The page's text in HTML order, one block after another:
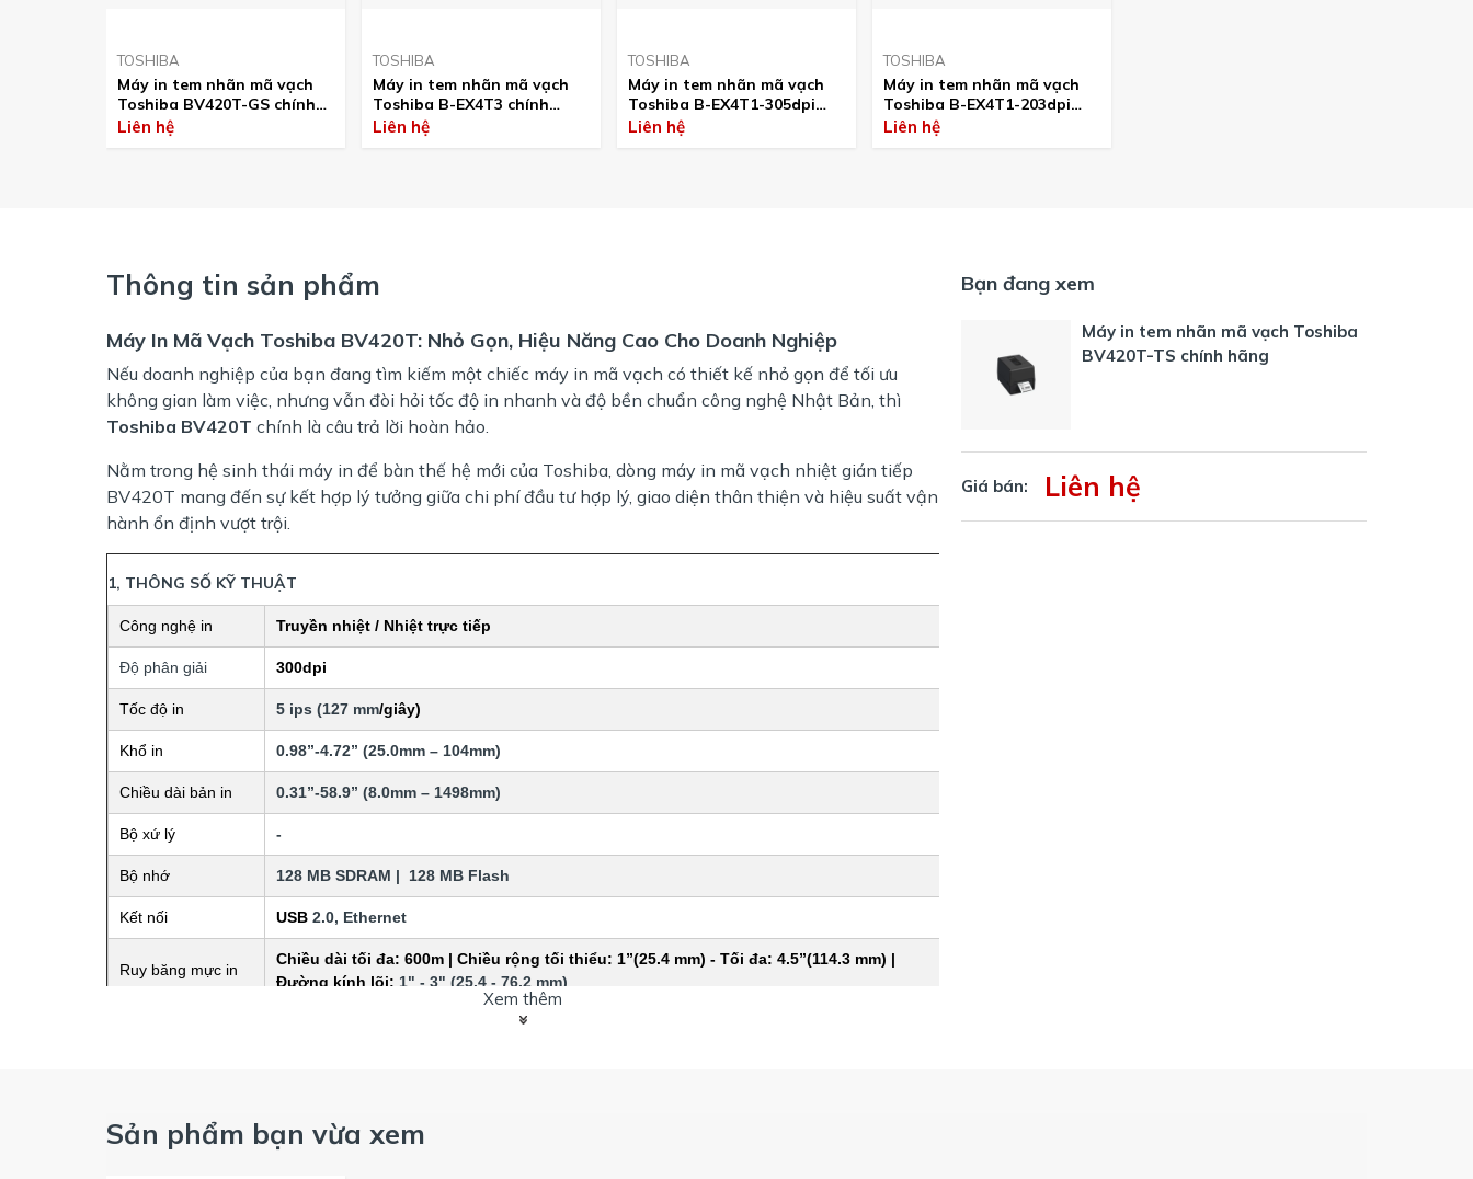
TOSHIBA
Máy in tem nhãn mã vạch
Toshiba BV420T-GS chính
hãng
Liên hệ
TOSHIBA
Máy in tem nhãn mã vạch
Toshiba B-EX4T3 chính
hãng
Liên hệ
TOSHIBA
Máy in tem nhãn mã vạch
Toshiba B-EX4T1-305dpi
chính hãng
Liên hệ
TOSHIBA
Máy in tem nhãn mã vạch
Toshiba B-EX4T1-203dpi
chính hãng
Liên hệ
Thông tin sản phẩm
Máy In Mã Vạch Toshiba BV420T: Nhỏ Gọn, Hiệu Năng Cao Cho Doanh Nghiệp
Nếu doanh nghiệp của bạn đang tìm kiếm một chiếc máy in mã vạch có thiết kế nhỏ gọn để tối ưu
không gian làm việc, nhưng vẫn đòi hỏi tốc độ in nhanh và độ bền chuẩn công nghệ Nhật Bản, thì
Toshiba BV420T chính là câu trả lời hoàn hảo.
Nằm trong hệ sinh thái máy in để bàn thế hệ mới của Toshiba, dòng máy in mã vạch nhiệt gián tiếp
BV420T mang đến sự kết hợp lý tưởng giữa chi phí đầu tư hợp lý, giao diện thân thiện và hiệu suất vận
hành ổn định vượt trội.
1, THÔNG SỐ KỸ THUẬT
Công nghệ in Truyền nhiệt / Nhiệt trực tiếp
Độ phân giải 300dpi
Tốc độ in 5 ips (127 mm/giây)
Khổ in 0.98”-4.72” (25.0mm – 104mm)
Chiều dài bản in 0.31”-58.9” (8.0mm – 1498mm)
Bộ xứ lý -
Bộ nhớ 128 MB SDRAM | 128 MB Flash
Kết nối USB 2.0, Ethernet
Ruy băng mực in
Chiều dài tối đa: 600m | Chiều rộng tối thiểu: 1”(25.4 mm) - Tối đa: 4.5”(114.3 mm) |
Đường kính lõi: 1" - 3" (25.4 - 76.2 mm)
Xem thêm
Bạn đang xem
Máy in tem nhãn mã vạch Toshiba
BV420T-TS chính hãng
Giá bán: Liên hệ
Sản phẩm bạn vừa xem